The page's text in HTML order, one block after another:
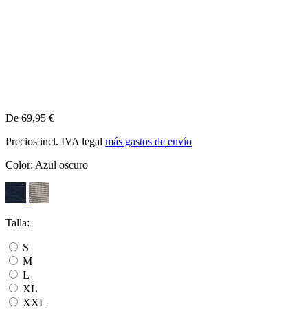
De 69,95 €
Precios incl. IVA legal más gastos de envío
Color: Azul oscuro
Talla:
S
M
L
XL
XXL